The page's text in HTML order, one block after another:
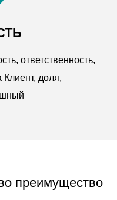
ответственность,
доля,
преимущество